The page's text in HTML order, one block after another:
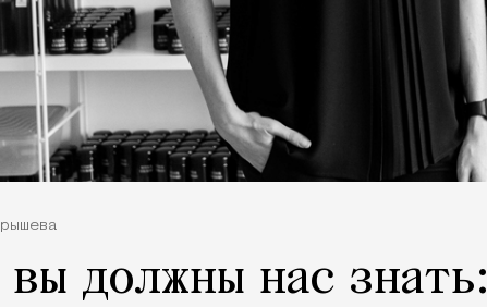
должны нас знать: